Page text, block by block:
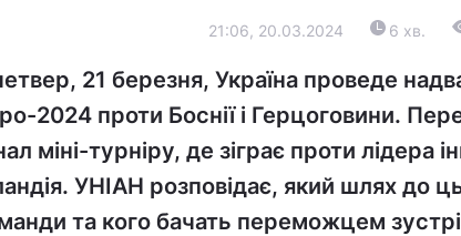
21:06, 20.03.2024 6 хв.
21 березня, Україна проведе
2024 проти Боснії і Герцоговини.
міні-турніру, де зіграє проти лідера
УНІАН розповідає, який шлях до
та кого бачать переможцем